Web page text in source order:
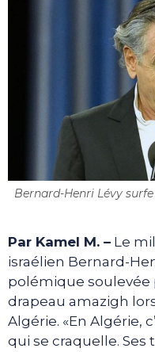
Bernard-Henri Lévy
Par Kamel M. – Le
israélien Bernard-
polémique soulevée
drapeau amazigh
Algérie. «En Algérie,
qui se craquelle. Ses